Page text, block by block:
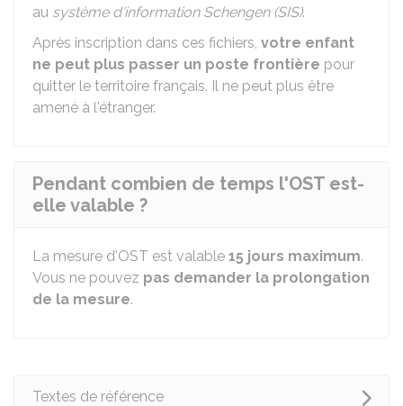
au système d'information Schengen (SIS).
Après inscription dans ces fichiers, votre enfant
ne peut plus passer un poste frontière pour
quitter le territoire français. Il ne peut plus être
amené à l'étranger.
Pendant combien de temps l'OST est-
elle valable ?
La mesure d'OST est valable 15 jours maximum.
Vous ne pouvez pas demander la prolongation
de la mesure.
Textes de référence